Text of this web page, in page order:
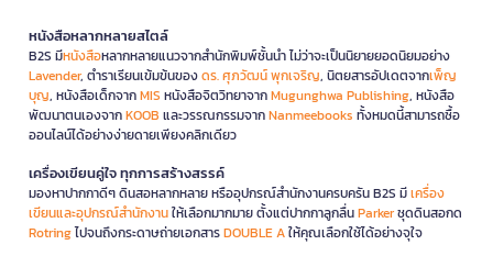
หนังสือหลากหลายสไตล์
B2S มีหนังสือหลากหลายแนวจากสำนักพิมพ์ชั้นนำ ไม่ว่าจะเป็นนิยายยอดนิยมอย่าง
Lavender, ตำราเรียนเข้มข้นของดร. ศุภวัฒน์ พุกเจริญ, นิตยสารอัปเดตจากเพ็ญ
บุญ, หนังสือเด็กจากMIS หนังสือจิตวิทยาจากMugunghwa Publishing, หนังสือ
พัฒนาตนเองจากKOOB และวรรณกรรมจากNanmeebooks ทั้งหมดนี้สามารถซื้อ
ออนไลน์ได้อย่างง่ายดายเพียงคลิกเดียว
เครื่องเขียนคู่ใจ ทุกการสร้างสรรค์
มองหาปากกาดีๆ ดินสอหลากหลาย หรืออุปกรณ์สำนักงานครบครัน B2S มีเครื่อง
เขียนและอุปกรณ์สำนักงานให้เลือกมากมาย ตั้งแต่ปากกาลูกลื่นParkerชุดดินสอกด
Rotringไปจนถึงกระดาษถ่ายเอกสารDOUBLE Aให้คุณเลือกใช้ได้อย่างจุใจ